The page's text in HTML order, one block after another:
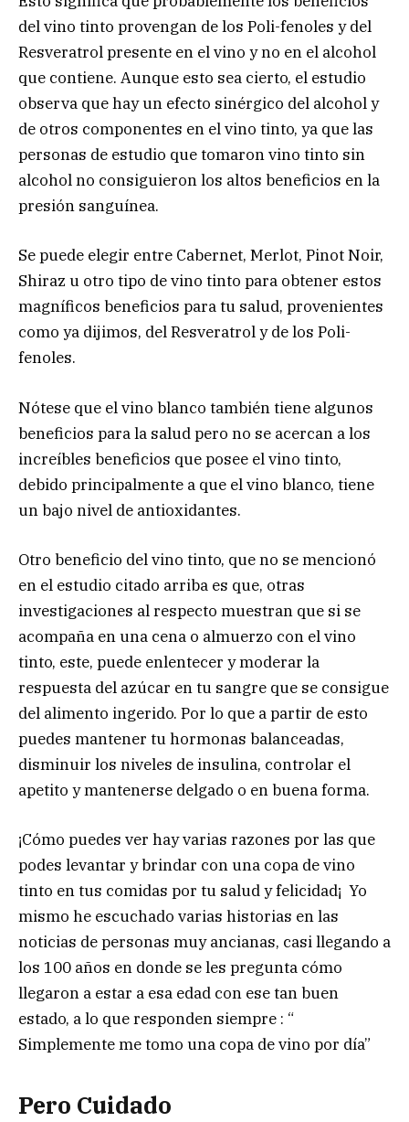
del vino tinto provengan de los Poli-fenoles y del
Resveratrol presente en el vino y no en el alcohol
que contiene. Aunque esto sea cierto, el estudio
observa que hay un efecto sinérgico del alcohol y
de otros componentes en el vino tinto, ya que las
personas de estudio que tomaron vino tinto sin
alcohol no consiguieron los altos beneficios en la
presión sanguínea.
Se puede elegir entre Cabernet, Merlot, Pinot Noir,
Shiraz u otro tipo de vino tinto para obtener estos
magníficos beneficios para tu salud, provenientes
como ya dijimos, del Resveratrol y de los Poli-
fenoles.
Nótese que el vino blanco también tiene algunos
beneficios para la salud pero no se acercan a los
increíbles beneficios que posee el vino tinto,
debido principalmente a que el vino blanco, tiene
un bajo nivel de antioxidantes.
Otro beneficio del vino tinto, que no se mencionó
en el estudio citado arriba es que, otras
investigaciones al respecto muestran que si se
acompaña en una cena o almuerzo con el vino
tinto, este, puede enlentecer y moderar la
respuesta del azúcar en tu sangre que se consigue
del alimento ingerido. Por lo que a partir de esto
puedes mantener tu hormonas balanceadas,
disminuir los niveles de insulina, controlar el
apetito y mantenerse delgado o en buena forma.
¡Cómo puedes ver hay varias razones por las que
podes levantar y brindar con una copa de vino
tinto en tus comidas por tu salud y felicidad¡ Yo
mismo he escuchado varias historias en las
noticias de personas muy ancianas, casi llegando a
los 100 años en donde se les pregunta cómo
llegaron a estar a esa edad con ese tan buen
estado, a lo que responden siempre : “
Simplemente me tomo una copa de vino por día”
Pero Cuidado